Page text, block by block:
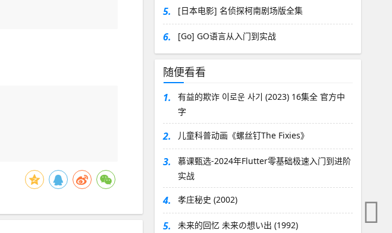
5. [日本电影] 名侦探柯南剧场版全集
6. [Go] GO语言从入门到实战
随便看看
1.
有益的欺诈 이로운 사기 (2023) 16集全 官方中
字
2. 儿童科普动画《螺丝钉The Fixies》
3.
慕课甄选-2024年Flutter零基础极速入门到进阶
实战
4. 孝庄秘史 (2002)
5. 未来的回忆 未来の想い出 (1992)